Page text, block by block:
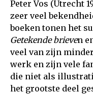
Peter Vos (Utrecht
zeer veel
boeken tonen het
Getekende brieven
veel van zijn
werk en zijn vele
die niet als
het grootste deel